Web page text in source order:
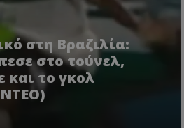
στη Βραζιλία:
στο τούνελ,
και το γκολ